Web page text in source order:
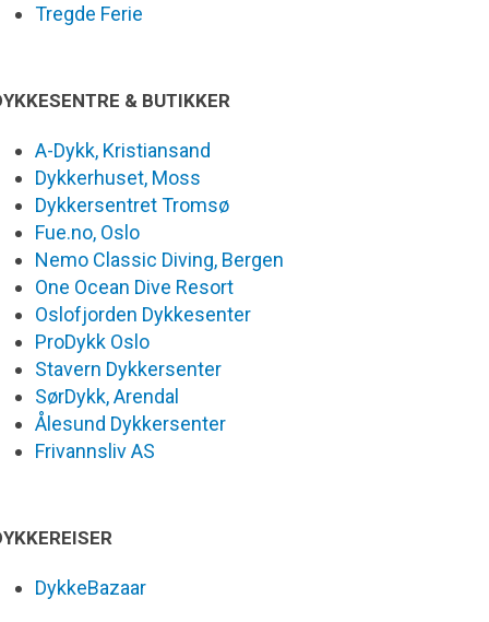
Tregde Ferie
& BUTIKKER
A-Dykk, Kristiansand
Dykkerhuset, Moss
Dykkersentret Tromsø
Fue.no, Oslo
Nemo Classic Diving, Bergen
One Ocean Dive Resort
Oslofjorden Dykkesenter
ProDykk Oslo
Stavern Dykkersenter
SørDykk, Arendal
Ålesund Dykkersenter
Frivannsliv AS
DykkeBazaar